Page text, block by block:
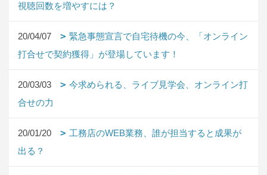
視聴回数を増やすには？
20/04/07
緊急事態宣言で自宅待機の今、「オンライン
打合せで契約獲得」が登場しています！
20/03/03
今求められる、ライブ見学会、オンライン打
合せの力
20/01/20
工務店のWEB業務、誰が担当すると成果が
出る？